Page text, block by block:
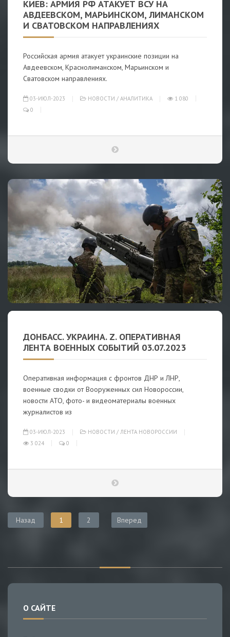
КИЕВ: АРМИЯ РФ АТАКУЕТ ВСУ НА
АВДЕЕВСКОМ, МАРЬИНСКОМ, ЛИМАНСКОМ
И СВАТОВСКОМ НАПРАВЛЕНИЯХ
Российская армия атакует украинские позиции на
Авдеевском, Краснолиманском, Марьинском и
Сватовском направлениях.
03-ИЮЛ-2023 НОВОСТИ / АНАЛИТИКА
1 080
0
ДОНБАСС. УКРАИНА. Z. ОПЕРАТИВНАЯ
ЛЕНТА ВОЕННЫХ СОБЫТИЙ 03.07.2023
Оперативная информация с фронтов ДНР и ЛНР,
военные сводки от Вооруженных сил Новороссии,
новости АТО, фото- и видеоматериалы военных
журналистов из
03-ИЮЛ-2023 НОВОСТИ / ЛЕНТА НОВОРОССИИ
3 024
0
Назад 1 2 Вперед
О САЙТЕ